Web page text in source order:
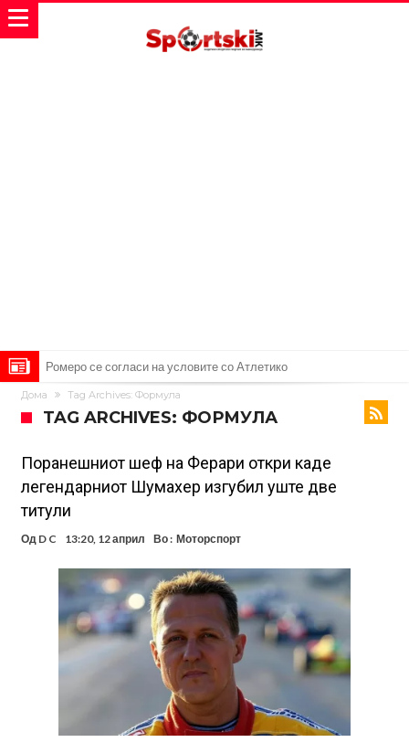
Ромеро се согласи на условите со Атлетико
Арсенал со 138 милиони евра тргнува по ѕвездата на Серија А?
Мурињо воведува строга дисциплина во Реал Мадрид: Ова се
трите нови правила
Неочекувана „бомба“ од Англија: Ливерпул се засили од
Барселона!
Тикет на денот (сабота, 08.08.2026)
Судење за смртта на Марадона: Откриени нови детали
оди на суд!
Дилеми повеќе нема: Познато е кога Родри ќе стане новиот
фудбалер на Барселона
Ливерпул и Арсенал влегуваат во „војна“ поради фудбалер
вреден 69 милиони евра!
Кој го убеди Родри да ја избере Барселона?
Дома Tag Archives: Формула
TAG ARCHIVES: ФОРМУЛА
Поранешниот шеф на Ферари откри каде
легендарниот Шумахер изгубил уште две
титули
Од D C 13:20, 12 април Во : Моторспорт